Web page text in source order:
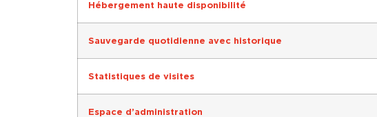
Hébergement haute disponibilité
Sauvegarde quotidienne avec historique
Statistiques de visites
Espace d’administration